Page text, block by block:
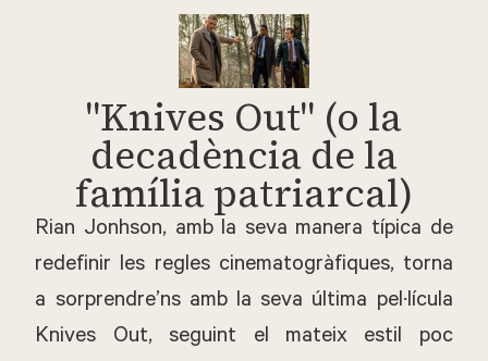
"Knives Out" (o la
decadència de la
família patriarcal)
Rian Jonhson, amb la seva manera típica de
redefinir les regles cinematogràfiques, torna
a sorprendre’ns amb la seva última pel·lícula
Knives Out, seguint el mateix estil poc